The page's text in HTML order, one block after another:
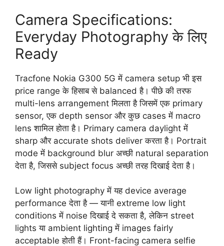
Camera Specifications:
Everyday Photography के लिए
Ready
Tracfone Nokia G300 5G में camera setup भी इस
price range के हिसाब से balanced है। पीछे की तरफ
multi-lens arrangement मिलता है जिसमें एक primary
sensor, एक depth sensor और कुछ cases में macro
lens शामिल होता है। Primary camera daylight में
sharp और accurate shots deliver करता है। Portrait
mode में background blur अच्छी natural separation
देता है, जिससे subject focus अच्छी तरह दिखाई देता है।
Low light photography में यह device average
performance देता है — यानी extreme low light
conditions में noise दिखाई दे सकता है, लेकिन street
lights या ambient lighting में images fairly
acceptable होती हैं। Front-facing camera selfie